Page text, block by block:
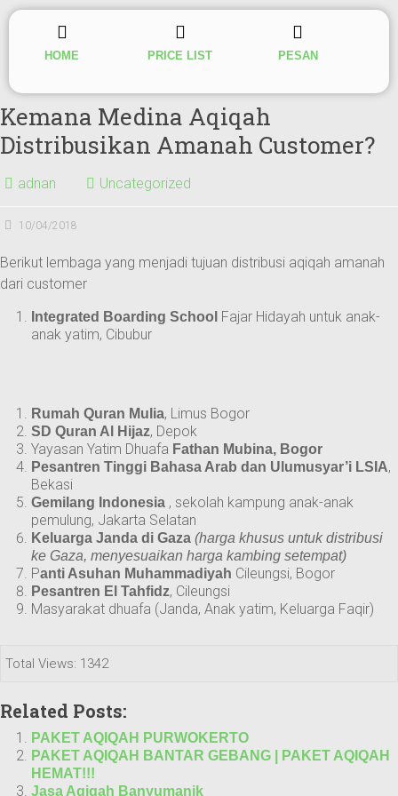
HOME PRICE LIST PESAN
Kemana Medina Aqiqah
Distribusikan Amanah Customer?
adnan Uncategorized
10/04/2018
Berikut lembaga yang menjadi tujuan distribusi aqiqah amanah
dari customer
Integrated Boarding School Fajar Hidayah untuk anak-
anak yatim, Cibubur
Rumah Quran Mulia, Limus Bogor
SD Quran Al Hijaz, Depok
Yayasan Yatim Dhuafa Fathan Mubina, Bogor
Pesantren Tinggi Bahasa Arab dan Ulumusyar’i LSIA,
Bekasi
Gemilang Indonesia , sekolah kampung anak-anak
pemulung, Jakarta Selatan
Keluarga Janda di Gaza (harga khusus untuk distribusi
ke Gaza, menyesuaikan harga kambing setempat)
Panti Asuhan Muhammadiyah Cileungsi, Bogor
Pesantren El Tahfidz, Cileungsi
Masyarakat dhuafa (Janda, Anak yatim, Keluarga Faqir)
Total Views: 1342
Related Posts:
PAKET AQIQAH PURWOKERTO
PAKET AQIQAH BANTAR GEBANG | PAKET AQIQAH
HEMAT!!!
Jasa Aqiqah Banyumanik